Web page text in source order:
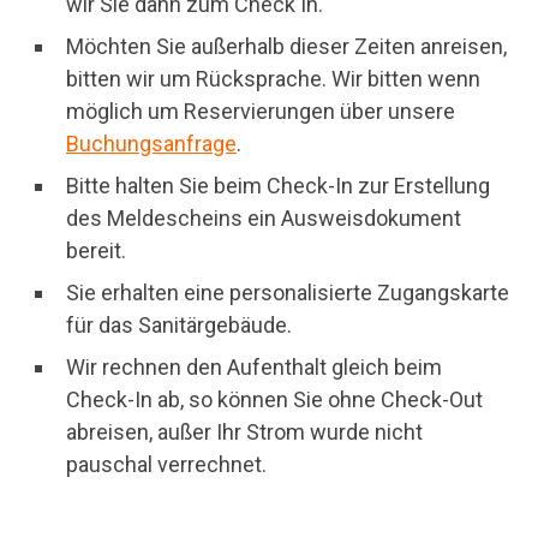
Möchten Sie außerhalb dieser Zeiten anreisen,
bitten wir um Rücksprache. Wir bitten wenn
möglich um Reservierungen über unsere
Buchungsanfrage.
Bitte halten Sie beim Check-In zur Erstellung
des Meldescheins ein Ausweisdokument
bereit.
Sie erhalten eine personalisierte Zugangskarte
für das Sanitärgebäude.
Wir rechnen den Aufenthalt gleich beim
Check-In ab, so können Sie ohne Check-Out
abreisen, außer Ihr Strom wurde nicht
pauschal verrechnet.